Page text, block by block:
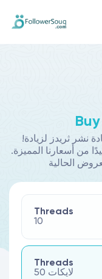
!من خلال الحصول على خدمة شراء إعادة نشر ثريدز لزيادة
من أسعارنا المميزة.
الحالية
Threads
10
Threads
50 لايكات